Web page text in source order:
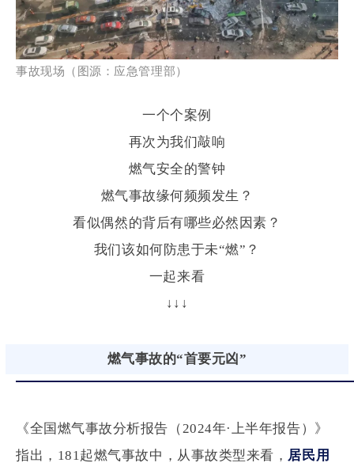
事故现场（图源：应急管理部）
一个个案例
再次为我们敲响
燃气安全的警钟
燃气事故缘何频频发生？
看似偶然的背后有哪些必然因素？
我们该如何防患于未“燃”？
一起来看
↓↓↓
燃气事故的“首要元凶”
《全国燃气事故分析报告（2024年·上半年报告）》
指出，181起燃气事故中，从事故类型来看， 居民用